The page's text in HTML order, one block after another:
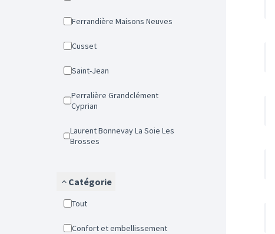
Ferrandière Maisons Neuves
Cusset
Saint-Jean
Perralière Grandclément
Cyprian
Laurent Bonnevay La Soie Les
Brosses
Catégorie
Tout
Confort et embellissement